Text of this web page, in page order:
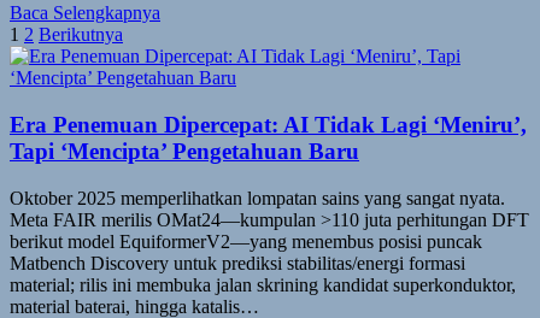
Baca Selengkapnya
Paginasi
pos
1 2 Berikutnya
Era Penemuan Dipercepat: AI Tidak Lagi ‘Meniru’,
Tapi ‘Mencipta’ Pengetahuan Baru
Oktober 2025 memperlihatkan lompatan sains yang sangat nyata.
Meta FAIR merilis OMat24—kumpulan >110 juta perhitungan DFT
berikut model EquiformerV2—yang menembus posisi puncak
Matbench Discovery untuk prediksi stabilitas/energi formasi
material; rilis ini membuka jalan skrining kandidat superkonduktor,
material baterai, hingga katalis…